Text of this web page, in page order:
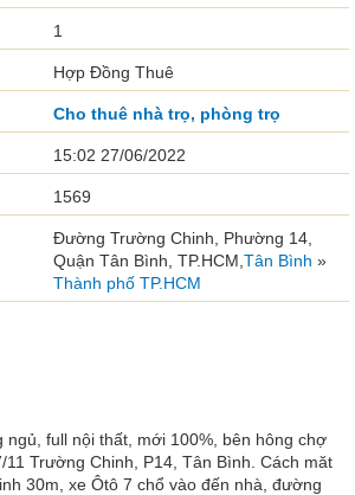
1
Hợp Đồng Thuê
Cho thuê nhà trọ, phòng trọ
15:02 27/06/2022
1569
Đường Trường Chinh, Phường 14,
Quận Tân Bình, TP.HCM, Tân Bình »
Thành phố TP.HCM
ngủ, full nội thất, mới 100%, bên hông chợ
11 Trường Chinh, P14, Tân Bình. Cách măt
30m, xe Ôtô 7 chổ vào đến nhà, đường